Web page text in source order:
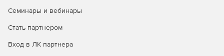
Семинары и вебинары
Стать партнером
Вход в ЛК партнера